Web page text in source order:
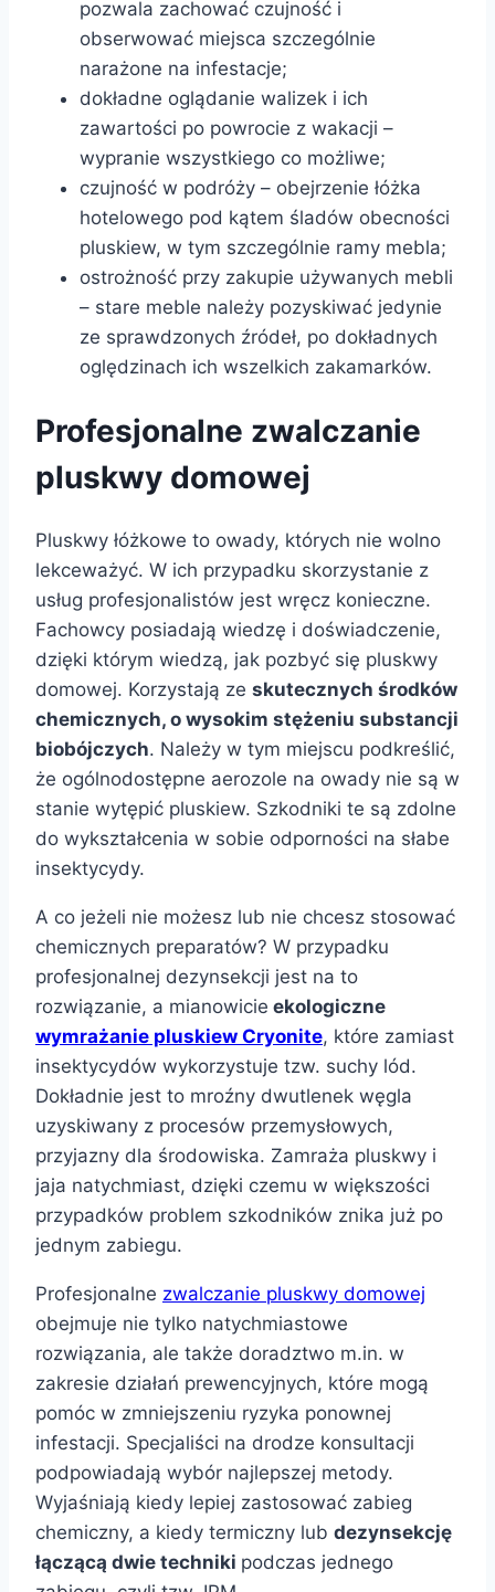
pozwala zachować czujność i
obserwować miejsca szczególnie
narażone na infestacje;
dokładne oglądanie walizek i ich
zawartości po powrocie z wakacji –
wypranie wszystkiego co możliwe;
czujność w podróży – obejrzenie łóżka
hotelowego pod kątem śladów obecności
pluskiew, w tym szczególnie ramy mebla;
ostrożność przy zakupie używanych mebli
– stare meble należy pozyskiwać jedynie
ze sprawdzonych źródeł, po dokładnych
oględzinach ich wszelkich zakamarków.
Profesjonalne zwalczanie
pluskwy domowej
Pluskwy łóżkowe to owady, których nie wolno
lekceważyć. W ich przypadku skorzystanie z
usług profesjonalistów jest wręcz konieczne.
Fachowcy posiadają wiedzę i doświadczenie,
dzięki którym wiedzą, jak pozbyć się pluskwy
domowej. Korzystają ze skutecznych środków
chemicznych, o wysokim stężeniu substancji
biobójczych. Należy w tym miejscu podkreślić,
że ogólnodostępne aerozole na owady nie są w
stanie wytępić pluskiew. Szkodniki te są zdolne
do wykształcenia w sobie odporności na słabe
insektycydy.
A co jeżeli nie możesz lub nie chcesz stosować
chemicznych preparatów? W przypadku
profesjonalnej dezynsekcji jest na to
rozwiązanie, a mianowicie ekologiczne
wymrażanie pluskiew Cryonite, które zamiast
insektycydów wykorzystuje tzw. suchy lód.
Dokładnie jest to mroźny dwutlenek węgla
uzyskiwany z procesów przemysłowych,
przyjazny dla środowiska. Zamraża pluskwy i
jaja natychmiast, dzięki czemu w większości
przypadków problem szkodników znika już po
jednym zabiegu.
Profesjonalne zwalczanie pluskwy domowej
obejmuje nie tylko natychmiastowe
rozwiązania, ale także doradztwo m.in. w
zakresie działań prewencyjnych, które mogą
pomóc w zmniejszeniu ryzyka ponownej
infestacji. Specjaliści na drodze konsultacji
podpowiadają wybór najlepszej metody.
Wyjaśniają kiedy lepiej zastosować zabieg
chemiczny, a kiedy termiczny lub dezynsekcję
łączącą dwie techniki podczas jednego